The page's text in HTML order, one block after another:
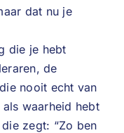
dat nu je
die je hebt
de
nooit echt van
waarheid hebt
zegt: “Zo ben